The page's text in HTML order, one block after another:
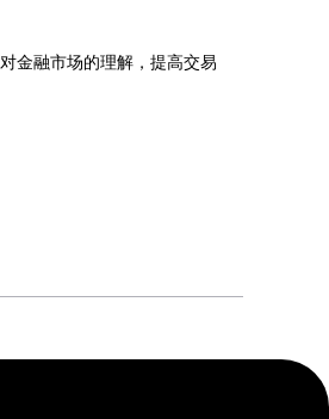
金融市场的理解，提高交易